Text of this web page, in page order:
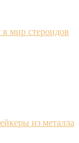
мир стероидов
из металла